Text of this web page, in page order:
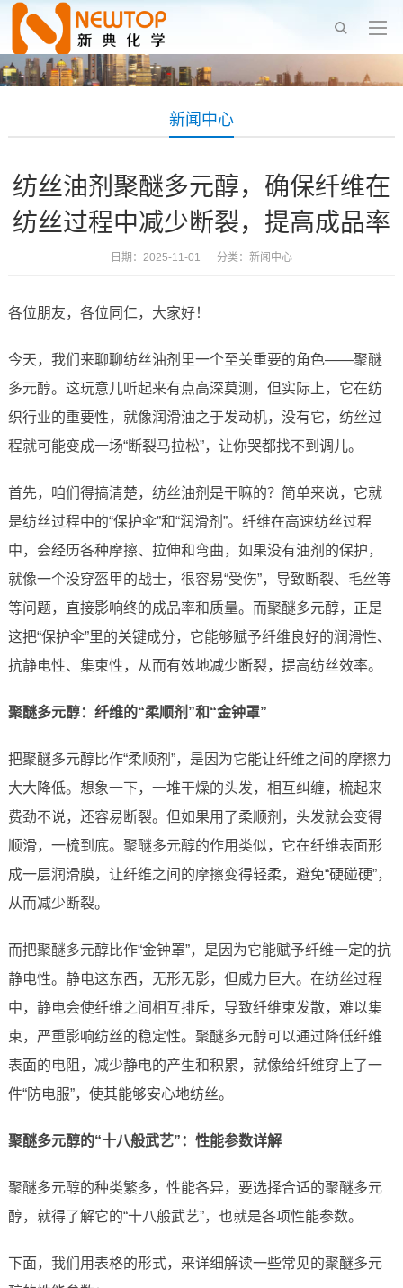
新闻中心
纺丝油剂聚醚多元醇，确保纤维在
纺丝过程中减少断裂，提高成品率
日期：2025-11-01 分类： 新闻中心
各位朋友，各位同仁，大家好！
今天，我们来聊聊纺丝油剂里一个至关重要的角色——聚醚
多元醇。这玩意儿听起来有点高深莫测，但实际上，它在纺
织行业的重要性，就像润滑油之于发动机，没有它，纺丝过
程就可能变成一场“断裂马拉松”，让你哭都找不到调儿。
首先，咱们得搞清楚，纺丝油剂是干嘛的？简单来说，它就
是纺丝过程中的“保护伞”和“润滑剂”。纤维在高速纺丝过程
中，会经历各种摩擦、拉伸和弯曲，如果没有油剂的保护，
就像一个没穿盔甲的战士，很容易“受伤”，导致断裂、毛丝等
等问题，直接影响终的成品率和质量。而聚醚多元醇，正是
这把“保护伞”里的关键成分，它能够赋予纤维良好的润滑性、
抗静电性、集束性，从而有效地减少断裂，提高纺丝效率。
聚醚多元醇：纤维的“柔顺剂”和“金钟罩”
把聚醚多元醇比作“柔顺剂”，是因为它能让纤维之间的摩擦力
大大降低。想象一下，一堆干燥的头发，相互纠缠，梳起来
费劲不说，还容易断裂。但如果用了柔顺剂，头发就会变得
顺滑，一梳到底。聚醚多元醇的作用类似，它在纤维表面形
成一层润滑膜，让纤维之间的摩擦变得轻柔，避免“硬碰硬”，
从而减少断裂。
而把聚醚多元醇比作“金钟罩”，是因为它能赋予纤维一定的抗
静电性。静电这东西，无形无影，但威力巨大。在纺丝过程
中，静电会使纤维之间相互排斥，导致纤维束发散，难以集
束，严重影响纺丝的稳定性。聚醚多元醇可以通过降低纤维
表面的电阻，减少静电的产生和积累，就像给纤维穿上了一
件“防电服”，使其能够安心地纺丝。
聚醚多元醇的“十八般武艺”：性能参数详解
聚醚多元醇的种类繁多，性能各异，要选择合适的聚醚多元
醇，就得了解它的“十八般武艺”，也就是各项性能参数。
下面，我们用表格的形式，来详细解读一些常见的聚醚多元